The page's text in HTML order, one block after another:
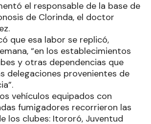
el responsable de la base de
de Clorinda, el doctor
que esa labor se replicó,
“en los establecimientos
y otras dependencias que
delegaciones provenientes de
vehículos equipados con
fumigadores recorrieron las
los clubes: Itororó, Juventud